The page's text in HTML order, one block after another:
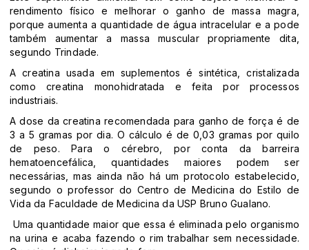
rendimento físico e melhorar o ganho de massa magra,
porque aumenta a quantidade de água intracelular e a pode
também aumentar a massa muscular propriamente dita,
segundo Trindade.
A creatina usada em suplementos é sintética, cristalizada
como creatina monohidratada e feita por processos
industriais.
A dose da creatina recomendada para ganho de força é de
3 a 5 gramas por dia. O cálculo é de 0,03 gramas por quilo
de peso. Para o cérebro, por conta da barreira
hematoencefálica, quantidades maiores podem ser
necessárias, mas ainda não há um protocolo estabelecido,
segundo o professor do Centro de Medicina do Estilo de
Vida da Faculdade de Medicina da USP Bruno Gualano.
Uma quantidade maior que essa é eliminada pelo organismo
na urina e acaba fazendo o rim trabalhar sem necessidade.